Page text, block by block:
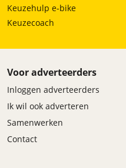
Keuzehulp e-bike
Keuzecoach
Voor adverteerders
Inloggen adverteerders
Ik wil ook adverteren
Samenwerken
Contact